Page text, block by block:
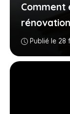
Comment
Publié le 28